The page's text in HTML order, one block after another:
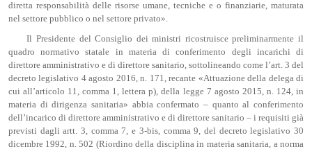
diretta responsabilità delle risorse umane, tecniche e o finanziarie, maturata
nel settore pubblico o nel settore privato».
Il Presidente del Consiglio dei ministri ricostruisce preliminarmente il
quadro normativo statale in materia di conferimento degli incarichi di
direttore amministrativo e di direttore sanitario, sottolineando come l’art. 3 del
decreto legislativo 4 agosto 2016, n. 171, recante «Attuazione della delega di
cui all’articolo 11, comma 1, lettera p), della legge 7 agosto 2015, n. 124, in
materia di dirigenza sanitaria» abbia confermato – quanto al conferimento
dell’incarico di direttore amministrativo e di direttore sanitario – i requisiti già
previsti dagli artt. 3, comma 7, e 3-bis, comma 9, del decreto legislativo 30
dicembre 1992, n. 502 (Riordino della disciplina in materia sanitaria, a norma